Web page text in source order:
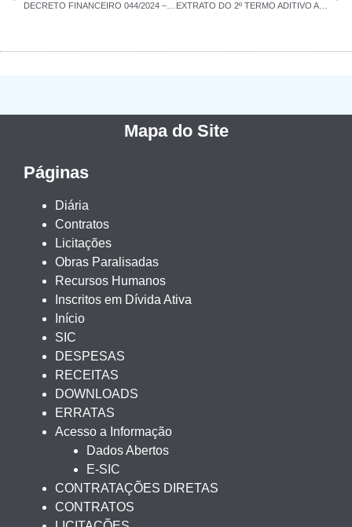
EXTRATO DO 2º TERMO ADITIVO AO CONTRATO N° 130/2022
Mapa do Site
Páginas
Diária
Contratos
Licitações
Obras Paralisadas
Recursos Humanos
Inscritos em Dívida Ativa
Início
SIC
DESPESAS
RECEITAS
DOWNLOADS
ERRATAS
Acesso a Informação
Dados Abertos
E-SIC
CONTRATAÇÕES DIRETAS
CONTRATOS